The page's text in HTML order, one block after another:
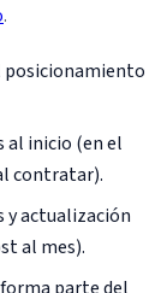
.
al inicio (en el
contratar).
y actualización
al mes).